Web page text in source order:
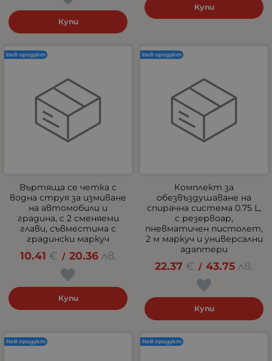
Купи
Купи
Въртяща се четка с
водна струя за измиване
на автомобили и
градина, с 2 сменяеми
глави, съвместима с
градински маркуч
10.41 € / 20.36 лв.
Купи
Нов продукт
Комплект за
обезвъздушаване на
спирачна система 0.75 L,
с резервоар,
пневматичен пистолет,
2 м маркуч и универсални
адаптери
22.37 € / 43.75 лв.
Купи
Нов продукт
Нов продукт Нов продукт